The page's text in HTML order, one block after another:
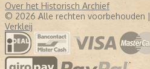
Over het Historisch Archief
© 2026 Alle rechten voorbehouden |
Verkleij